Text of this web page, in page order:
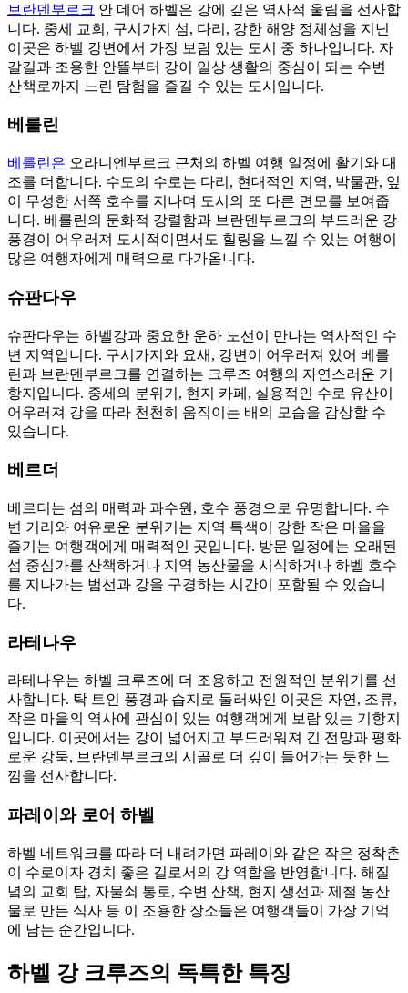
브란덴부르크 안 데어 하벨은 강에 깊은 역사적 울림을 선사합
니다. 중세 교회, 구시가지 섬, 다리, 강한 해양 정체성을 지닌
이곳은 하벨 강변에서 가장 보람 있는 도시 중 하나입니다. 자
갈길과 조용한 안뜰부터 강이 일상 생활의 중심이 되는 수변
산책로까지 느린 탐험을 즐길 수 있는 도시입니다.
베를린
베를린은 오라니엔부르크 근처의 하벨 여행 일정에 활기와 대
조를 더합니다. 수도의 수로는 다리, 현대적인 지역, 박물관, 잎
이 무성한 서쪽 호수를 지나며 도시의 또 다른 면모를 보여줍
니다. 베를린의 문화적 강렬함과 브란덴부르크의 부드러운 강
풍경이 어우러져 도시적이면서도 힐링을 느낄 수 있는 여행이
많은 여행자에게 매력으로 다가옵니다.
슈판다우
슈판다우는 하벨강과 중요한 운하 노선이 만나는 역사적인 수
변 지역입니다. 구시가지와 요새, 강변이 어우러져 있어 베를
린과 브란덴부르크를 연결하는 크루즈 여행의 자연스러운 기
항지입니다. 중세의 분위기, 현지 카페, 실용적인 수로 유산이
어우러져 강을 따라 천천히 움직이는 배의 모습을 감상할 수
있습니다.
베르더
베르더는 섬의 매력과 과수원, 호수 풍경으로 유명합니다. 수
변 거리와 여유로운 분위기는 지역 특색이 강한 작은 마을을
즐기는 여행객에게 매력적인 곳입니다. 방문 일정에는 오래된
섬 중심가를 산책하거나 지역 농산물을 시식하거나 하벨 호수
를 지나가는 범선과 강을 구경하는 시간이 포함될 수 있습니
다.
라테나우
라테나우는 하벨 크루즈에 더 조용하고 전원적인 분위기를 선
사합니다. 탁 트인 풍경과 습지로 둘러싸인 이곳은 자연, 조류,
작은 마을의 역사에 관심이 있는 여행객에게 보람 있는 기항지
입니다. 이곳에서는 강이 넓어지고 부드러워져 긴 전망과 평화
로운 강둑, 브란덴부르크의 시골로 더 깊이 들어가는 듯한 느
낌을 선사합니다.
파레이와 로어 하벨
하벨 네트워크를 따라 더 내려가면 파레이와 같은 작은 정착촌
이 수로이자 경치 좋은 길로서의 강 역할을 반영합니다. 해질
녘의 교회 탑, 자물쇠 통로, 수변 산책, 현지 생선과 제철 농산
물로 만든 식사 등 이 조용한 장소들은 여행객들이 가장 기억
에 남는 순간입니다.
하벨 강 크루즈의 독특한 특징